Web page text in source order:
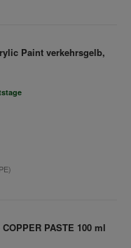
Paint verkehrsgelb,
PASTE 100 ml